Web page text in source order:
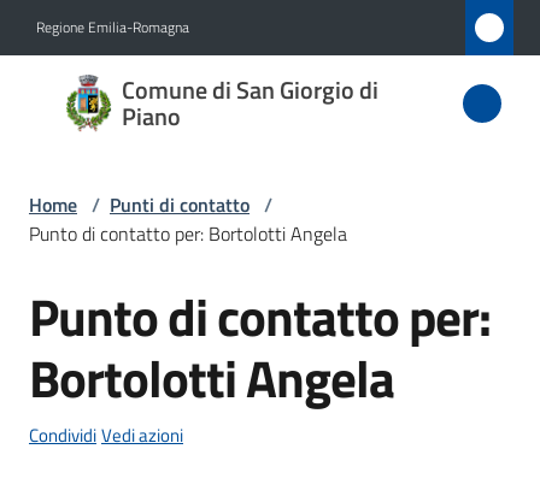
Regione Emilia-Romagna
Comune di San Giorgio di
Piano
Comune
di San
di Piano
Amministrazione
Novità
Servizi
Home / Punti di contatto /
Punto di contatto per: Bortolotti Angela
Salta al contenuto
Punto di contatto per:
Bortolotti Angela
CondividiVedi azioni